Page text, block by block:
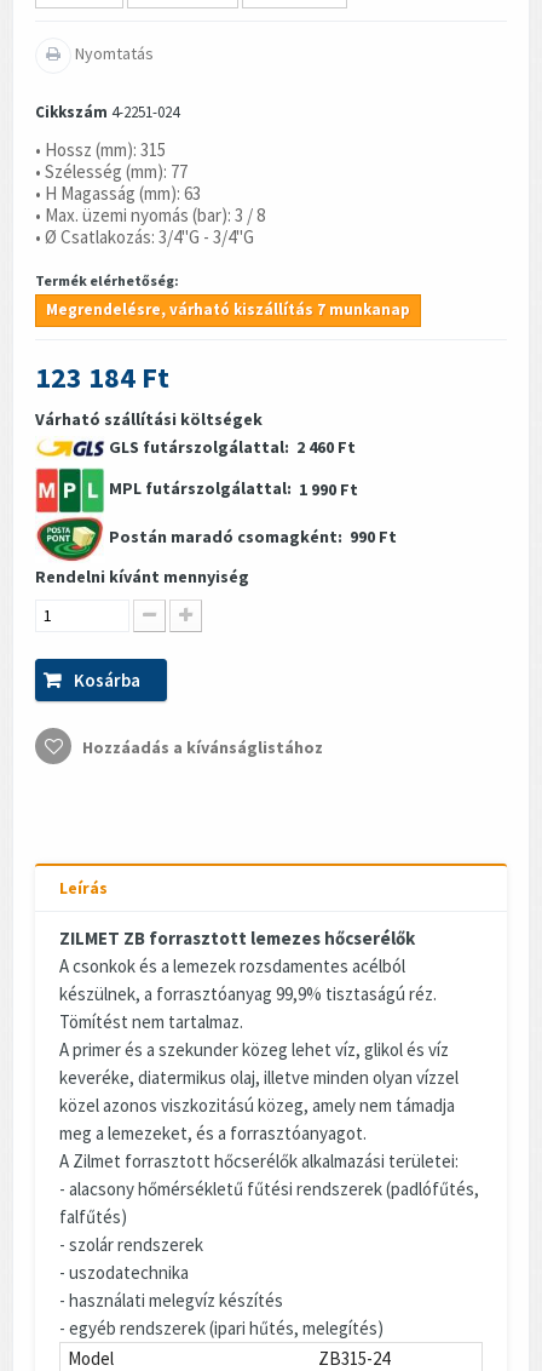
Nyomtatás
Cikkszám 4-2251-024
• Hossz (mm): 315
• Szélesség (mm): 77
• H Magasság (mm): 63
• Max. üzemi nyomás (bar): 3 / 8
• Ø Csatlakozás: 3/4"G - 3/4"G
Termék elérhetőség:
Megrendelésre, várható kiszállítás 7 munkanap
123 184 Ft
Várható szállítási költségek
GLS futárszolgálattal: 2 460 Ft
MPL futárszolgálattal: 1 990 Ft
Postán maradó csomagként: 990 Ft
Rendelni kívánt mennyiség
Kosárba
Hozzáadás a kívánságlistához
Leírás
ZILMET ZB forrasztott lemezes hőcserélők
A csonkok és a lemezek rozsdamentes acélból
készülnek, a forrasztóanyag 99,9% tisztaságú réz.
Tömítést nem tartalmaz.
A primer és a szekunder közeg lehet víz, glikol és víz
keveréke, diatermikus olaj, illetve minden olyan vízzel
közel azonos viszkozitású közeg, amely nem támadja
meg a lemezeket, és a forrasztóanyagot.
A Zilmet forrasztott hőcserélők alkalmazási területei:
- alacsony hőmérsékletű fűtési rendszerek (padlófűtés,
falfűtés)
- szolár rendszerek
- uszodatechnika
- használati melegvíz készítés
- egyéb rendszerek (ipari hűtés, melegítés)
Model
ZB315-24